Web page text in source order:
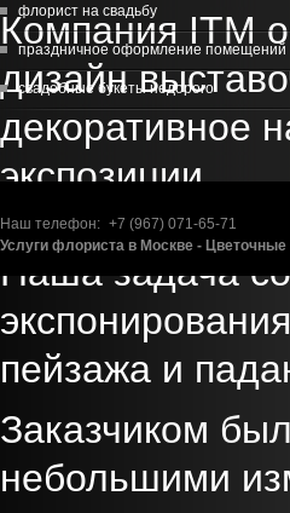
Компания ITM
дизайн
декоративное
экспозиции.
Наша задача
пейзажа и
Заказчиком
небольшими
флорист на свадьбу
праздничное оформление помещений
свадебные букеты недорого
Наш телефон: +7 (967) 071-65-71
Услуги флориста в Москве -